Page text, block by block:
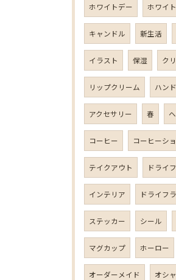
ホワイトデー ホワイ
キャンドル 新生活
イラスト 保湿 ク
リップクリーム ハン
アクセサリー 春
コーヒー コーヒーシ
テイクアウト ドライ
インテリア ドライフ
ステッカー シール
マグカップ ホーロー
オーダーメイド オシ